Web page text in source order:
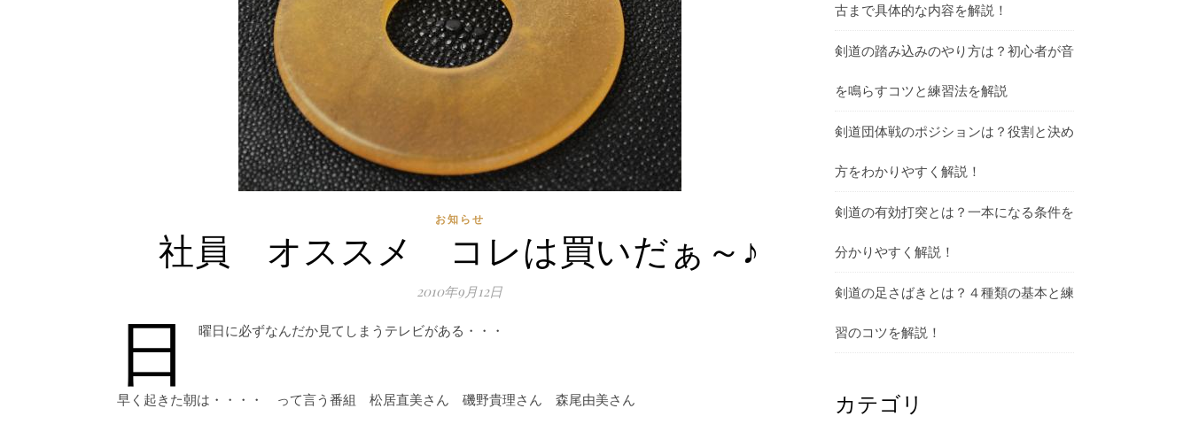
お知らせ
社員 オススメ コレは買いだぁ～♪
2010年9月12日
日 曜日に必ずなんだか見てしまうテレビがある・・・
早く起きた朝は・・・・ って言う番組 松居直美さん 磯野貴理さん 森尾由美さん
古まで具体的な内容を解説！
剣道の踏み込みのやり方は？初心者が音
を鳴らすコツと練習法を解説
剣道団体戦のポジションは？役割と決め
方をわかりやすく解説！
剣道の有効打突とは？一本になる条件を
分かりやすく解説！
剣道の足さばきとは？４種類の基本と練
習のコツを解説！
カテゴリ